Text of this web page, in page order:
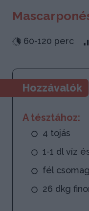
60-120 perc
Hozzávalók
A tésztához:
4 tojás
1-1 dl víz
fél
26 dkg